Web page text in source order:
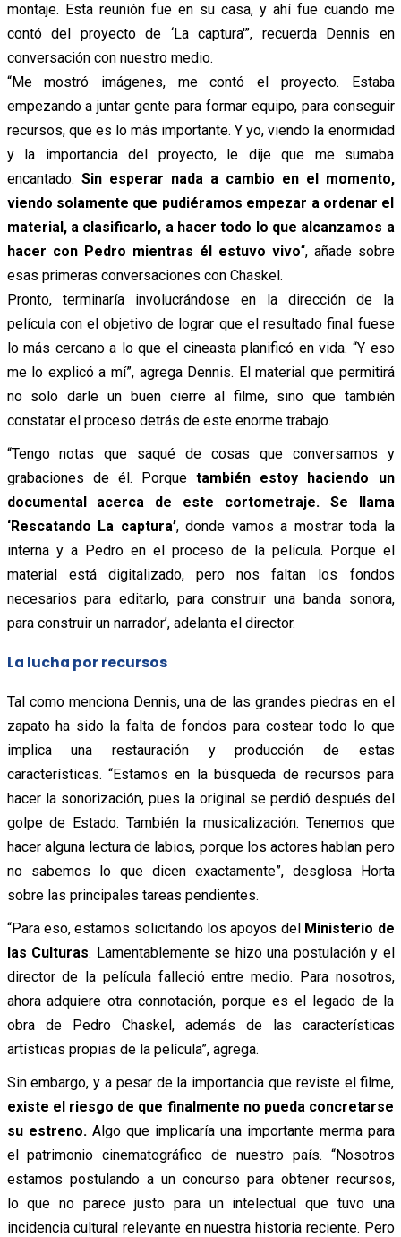
montaje. Esta reunión fue en su casa, y ahí fue cuando me
contó del proyecto de ‘La captura'”, recuerda Dennis en
conversación con nuestro medio.
“Me mostró imágenes, me contó el proyecto. Estaba
empezando a juntar gente para formar equipo, para conseguir
recursos, que es lo más importante. Y yo, viendo la enormidad
y la importancia del proyecto, le dije que me sumaba
encantado. Sin esperar nada a cambio en el momento,
viendo solamente que pudiéramos empezar a ordenar el
material, a clasificarlo, a hacer todo lo que alcanzamos a
hacer con Pedro mientras él estuvo vivo“, añade sobre
esas primeras conversaciones con Chaskel.
Pronto, terminaría involucrándose en la dirección de la
película con el objetivo de lograr que el resultado final fuese
lo más cercano a lo que el cineasta planificó en vida. “Y eso
me lo explicó a mí”, agrega Dennis. El material que permitirá
no solo darle un buen cierre al filme, sino que también
constatar el proceso detrás de este enorme trabajo.
“Tengo notas que saqué de cosas que conversamos y
grabaciones de él. Porquetambién estoy haciendo un
documental acerca de este cortometraje. Se llama
‘Rescatando La captura’, donde vamos a mostrar toda la
interna y a Pedro en el proceso de la película. Porque el
material está digitalizado, pero nos faltan los fondos
necesarios para editarlo, para construir una banda sonora,
para construir un narrador’, adelanta el director.
La lucha por recursos
Tal como menciona Dennis, una de las grandes piedras en el
zapato ha sido la falta de fondos para costear todo lo que
implica una restauración y producción de estas
características. “Estamos en la búsqueda de recursos para
hacer la sonorización, pues la original se perdió después del
golpe de Estado. También la musicalización. Tenemos que
hacer alguna lectura de labios, porque los actores hablan pero
no sabemos lo que dicen exactamente”, desglosa Horta
sobre las principales tareas pendientes.
“Para eso, estamos solicitando los apoyos delMinisterio de
las Culturas. Lamentablemente se hizo una postulación y el
director de la película falleció entre medio. Para nosotros,
ahora adquiere otra connotación, porque es el legado de la
obra de Pedro Chaskel, además de las características
artísticas propias de la película”, agrega.
Sin embargo, y a pesar de la importancia que reviste el filme,
existe el riesgo de que finalmente no pueda concretarse
su estreno. Algo que implicaría una importante merma para
el patrimonio cinematográfico de nuestro país. “Nosotros
estamos postulando a un concurso para obtener recursos,
lo que no parece justo para un intelectual que tuvo una
incidencia cultural relevante en nuestra historia reciente. Pero